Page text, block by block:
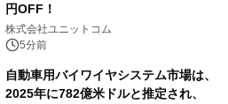
円OFF！
株式会社ユニットコム
5分前
自動車用バイワイヤシステム市場は、
2025年に782億米ドルと推定され、